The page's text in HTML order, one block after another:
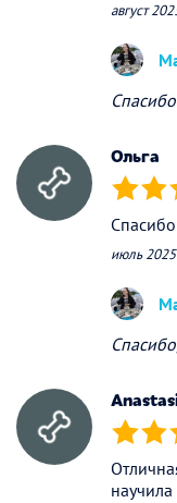
август
Ольга
(*) (*)
июль 2025
(*) (*)